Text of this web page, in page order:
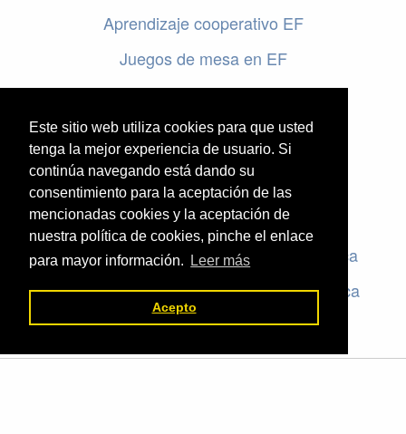
Este sitio web utiliza cookies para que usted
tenga la mejor experiencia de usuario. Si
continúa navegando está dando su
consentimiento para la aceptación de las
mencionadas cookies y la aceptación de
nuestra política de cookies, pinche el enlace
para mayor información.
Leer más
Acepto
Aprendizaje cooperativo EF
Juegos de mesa en EF
Programar en EF
Cursos online de educación física
Artículos destacados
Evaluación en educación física
Criterios de evaluación en educación física
Rúbricas de evaluación en educación física